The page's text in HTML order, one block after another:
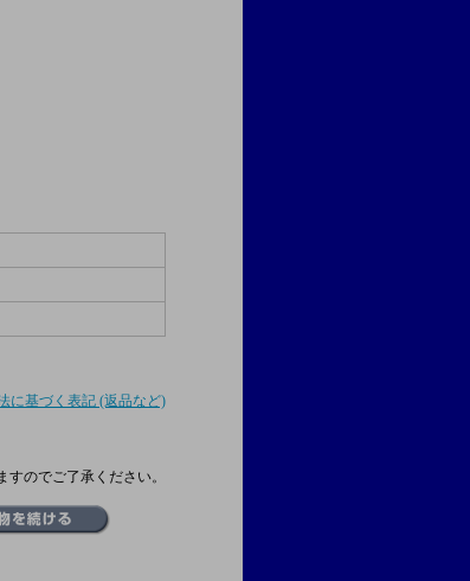
に基づく表記 (返品など)
のでご了承ください。